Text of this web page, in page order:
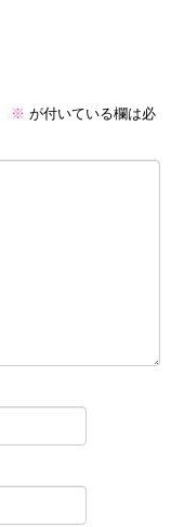
※ が付いている欄は必